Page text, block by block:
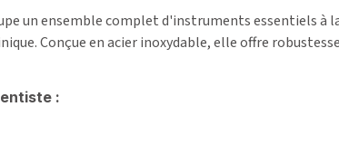
un ensemble complet d'instruments essentiels à
Conçue en acier inoxydable, elle offre
: